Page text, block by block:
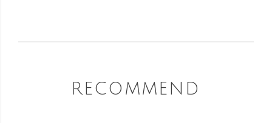
RECOMMEND